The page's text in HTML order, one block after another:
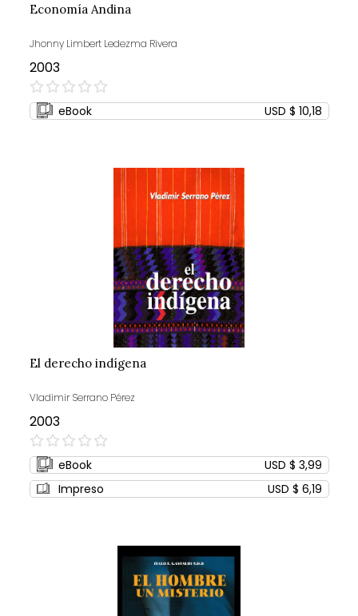
Economía Andina
Jhonny Limbert Ledezma Rivera
2003
0%
eBook USD $ 10,18
El derecho indígena
Vladimir Serrano Pérez
2003
0%
eBook
USD $ 3,99
Impreso
USD $ 6,19